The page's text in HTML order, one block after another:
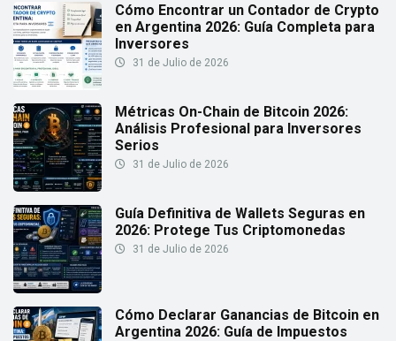
Cómo Encontrar un Contador de Crypto
en Argentina 2026: Guía Completa para
Inversores
31 de Julio de 2026
Métricas On-Chain de Bitcoin 2026:
Análisis Profesional para Inversores
Serios
31 de Julio de 2026
Guía Definitiva de Wallets Seguras en
2026: Protege Tus Criptomonedas
31 de Julio de 2026
Cómo Declarar Ganancias de Bitcoin en
Argentina 2026: Guía de Impuestos